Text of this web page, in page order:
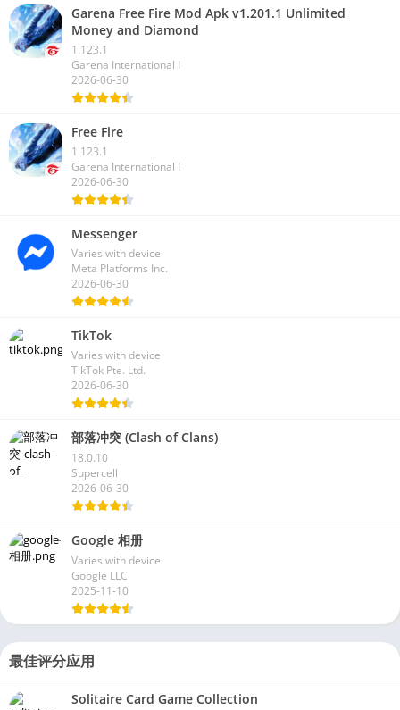
Garena Free Fire Mod Apk v1.201.1 Unlimited
Money and Diamond
1.123.1
Garena International I
2026-06-30
Free Fire
1.123.1
Garena International I
2026-06-30
Messenger
Varies with device
Meta Platforms Inc.
2026-06-30
TikTok
Varies with device
TikTok Pte. Ltd.
2026-06-30
部落冲突 (Clash of Clans)
18.0.10
Supercell
2026-06-30
Google 相册
Varies with device
Google LLC
2025-11-10
最佳评分应用
Solitaire Card Game Collection